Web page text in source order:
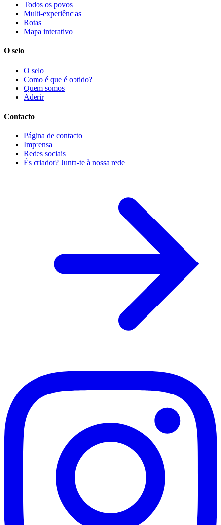
Todos os povos
Multi-experiências
Rotas
Mapa interativo
O selo
O selo
Como é que é obtido?
Quem somos
Aderir
Contacto
Página de contacto
Imprensa
Redes sociais
És criador? Junta-te à nossa rede